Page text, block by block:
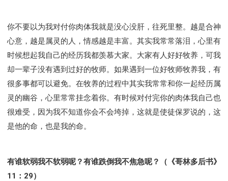
你不要以为我对付你肉体我就是没心没肝，往死里整。越是合神
心意，越是属灵的人，情感越是丰富。其实我常常落泪，心里有
时候想起我自己的经历我都羡慕大家。大家有人好好牧养，可我
却一辈子没有遇到过好的牧师。如果遇到一位好牧师牧养我，有
很多事都可以避免。在牧养的过程中其实我常常和你一起经历属
灵的幽谷，心里常常挂念着你。有时候对付完你的肉体我自己也
很难受，因为我不知道你会不会垮掉，这就是使徒保罗说的，这
是他的命，也是我的命。
有谁软弱我不软弱呢？有谁跌倒我不焦急呢？（《哥林多后书》
11：29）